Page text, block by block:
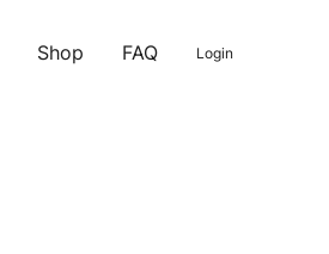
Shop FAQ Login